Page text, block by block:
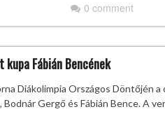
0 comment
Fábián Bencének
Diákolimpia Országos Döntőjén
Gergő és Fábián Bence. A